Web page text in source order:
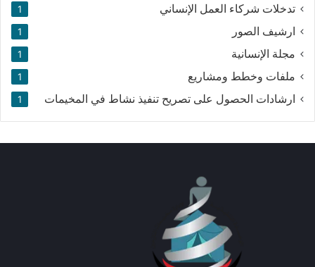
تدخلات شركاء العمل الإنساني 1
ارشيف الصور 1
مجلة الإنسانية 1
ملفات وخطط ومشاريع 1
ارشادات الحصول على تصريح تنفيذ نشاط في المخيمات 1